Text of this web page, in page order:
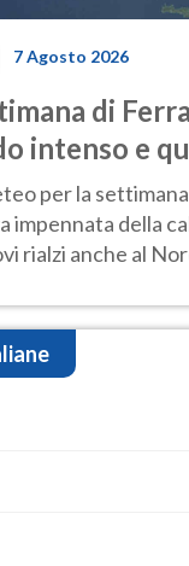
7 Agosto 2026
di
intenso e
per la
impennata della
rialzi anche al